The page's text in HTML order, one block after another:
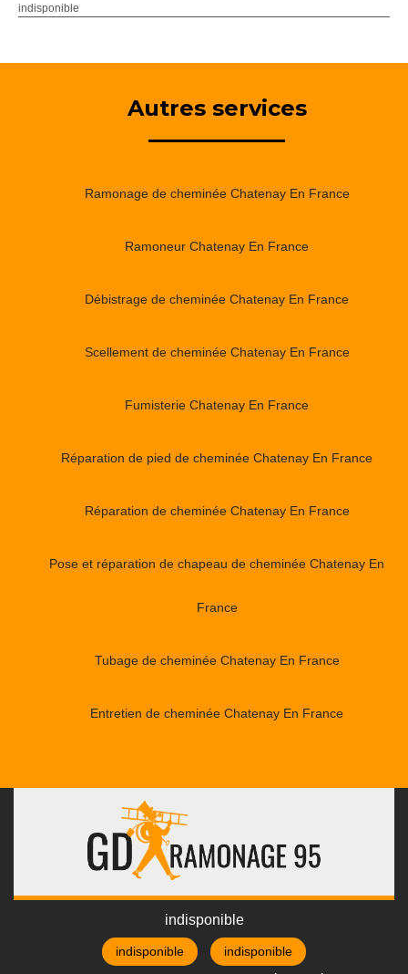
indisponible
Autres services
Ramonage de cheminée Chatenay En France
Ramoneur Chatenay En France
Débistrage de cheminée Chatenay En France
Scellement de cheminée Chatenay En France
Fumisterie Chatenay En France
Réparation de pied de cheminée Chatenay En France
Réparation de cheminée Chatenay En France
Pose et réparation de chapeau de cheminée Chatenay En
France
Tubage de cheminée Chatenay En France
Entretien de cheminée Chatenay En France
indisponible
indisponible indisponible